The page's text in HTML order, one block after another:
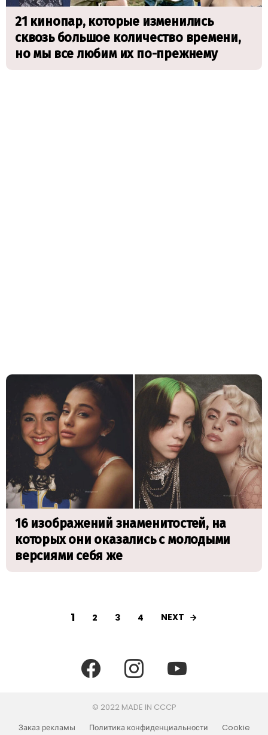
21 кинопар, которые изменились
сквозь большое количество времени,
но мы все любим их по-прежнему
16 изображений знаменитостей, на
которых они оказались с молодыми
версиями себя же
1 2 3 4 NEXT
facebook instagram youtube
© 2022 MADE IN CCCP
Заказ рекламы
Политика конфиденциальности
Cookie